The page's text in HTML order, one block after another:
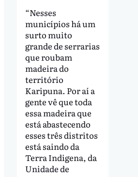
“Nesses
municípios há um
surto muito
grande de serrarias
que roubam
madeira do
território
Karipuna. Por aí a
gente vê que toda
essa madeira que
está abastecendo
esses três distritos
está saindo da
Terra Indigena, da
Unidade de